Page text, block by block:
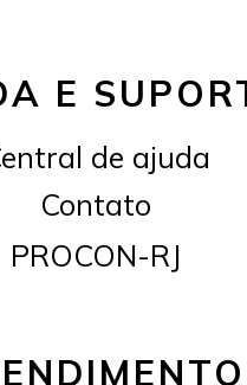
E
de ajuda
Contato
PROCON-RJ